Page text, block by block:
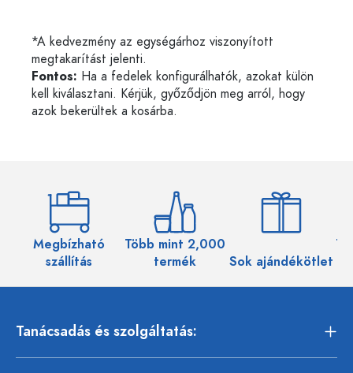
*A kedvezmény az egységárhoz viszonyított
megtakarítást jelenti.
Fontos: Ha a fedelek konfigurálhatók, azokat külön
kell kiválasztani. Kérjük, győződjön meg arról, hogy
azok bekerültek a kosárba.
Megbízható
szállítás
Több mint 2,000
termék
Sok ajándékötlet
Tanácsadás és szolgáltatás: